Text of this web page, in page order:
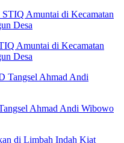
Amuntai di Kecamatan
Desa
Ahmad Andi Wibowo